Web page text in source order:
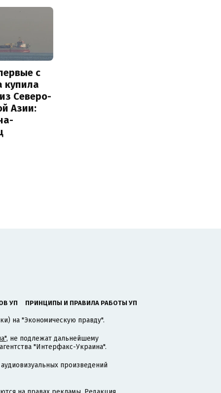
с
купила
Северо-
Азии:
УП ПРИНЦИПЫ И ПРАВИЛА РАБОТЫ УП
на "Экономическую правду".
, не подлежат дальнейшему
"Интерфакс-Украина".
произведений